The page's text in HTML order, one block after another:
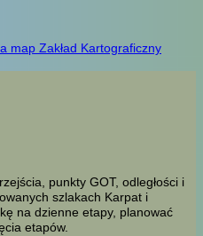
punkty GOT, odległości i
szlakach Karpat i
na dzienne etapy, planować
etapów.